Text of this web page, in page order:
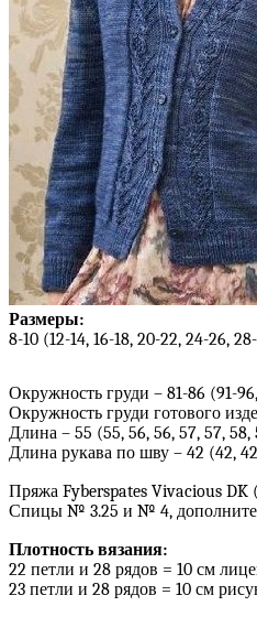
Размеры:
8-10 (12-14, 16-18, 20-22, 24-26,
Окружность груди – 81-86 (91-96,
Окружность груди готового
Длина – 55 (55, 56, 56, 57, 57, 58,
Длина рукава по шву – 42 (42,
Пряжа Fyberspates Vivacious DK
Спицы № 3.25 и № 4,
Плотность вязания:
22 петли и 28 рядов = 10 см
23 петли и 28 рядов = 10 см